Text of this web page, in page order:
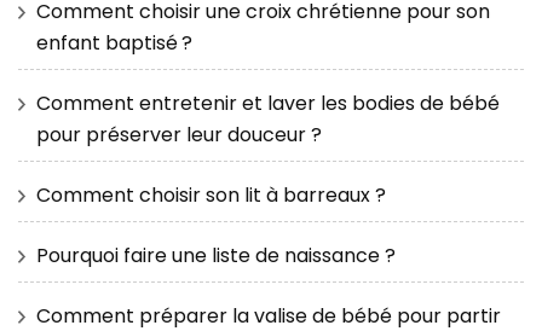
Comment choisir une croix chrétienne pour son
enfant baptisé ?
Comment entretenir et laver les bodies de bébé
pour préserver leur douceur ?
Comment choisir son lit à barreaux ?
Pourquoi faire une liste de naissance ?
Comment préparer la valise de bébé pour partir